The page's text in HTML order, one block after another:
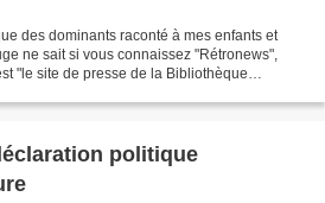
des dominants raconté à mes enfants et
ne sait si vous connaissez "Rétronews",
"le site de presse de la Bibliothèque
politique